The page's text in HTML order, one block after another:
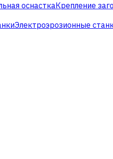
оснасткаКрепление
Электроэрозионные